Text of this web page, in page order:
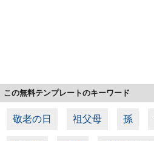
この無料テンプレートのキーワード
敬老の日 祖父母 孫